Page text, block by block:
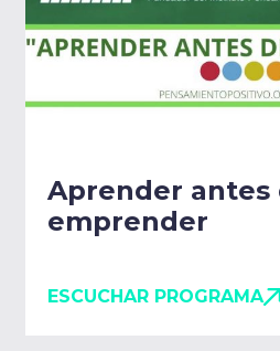
Aprender antes
emprender
ESCUCHAR PROGRAMA